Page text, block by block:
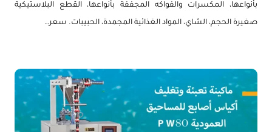
بأنواعها، المكسرات والفواكه المجففة بأنواعها، القطع البلاستيكية
صغيرة الحجم، الشاي، المواد الغذائية المجمدة، الحبيبات. سعر…